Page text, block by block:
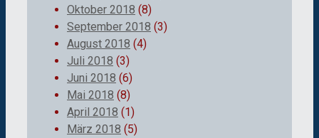
Oktober 2018 (8)
September 2018 (3)
August 2018 (4)
Juli 2018 (3)
Juni 2018 (6)
Mai 2018 (8)
April 2018 (1)
März 2018 (5)